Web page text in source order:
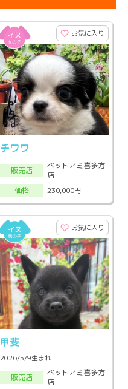
お気に入り
チワワ
販売店
ペットアミ喜多方
店
価格
230,000円
お気に入り
甲斐
2026/5/9生まれ
販売店
ペットアミ喜多方
店